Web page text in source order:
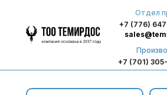
Отдел
+7 (776)
+7 (701)